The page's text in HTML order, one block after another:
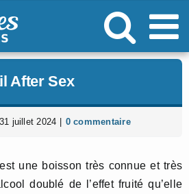
After Sex
juillet 2024 0 commentaire
une boisson très connue et très
doublé de l’effet fruité qu’elle